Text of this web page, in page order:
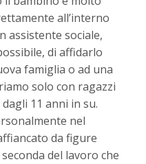
all’interno
assistente sociale,
di affidarlo
famiglia o ad una
solo con ragazzi
11 anni in su.
nel
da figure
del lavoro che